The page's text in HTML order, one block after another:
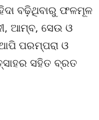
ବଢ଼ିଥିବାରୁ ଫଳମୂଳ
ଆମ୍ବ, ସେଉ ଓ
ପରମ୍ପରା ଓ
ସହିତ ବ୍ରତ